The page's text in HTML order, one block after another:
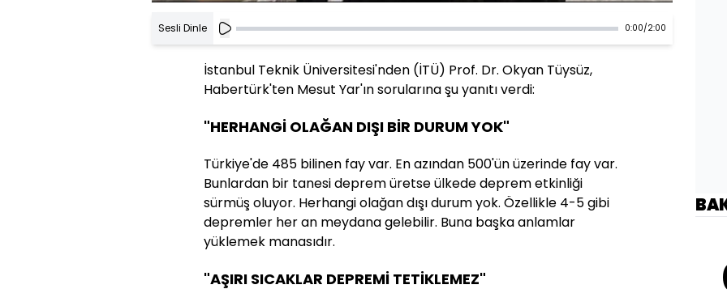
Sesli Dinle 0:00/2:00
İstanbul Teknik Üniversitesi'nden (İTÜ) Prof. Dr. Okyan Tüysüz,
Habertürk'ten Mesut Yar'ın sorularına şu yanıtı verdi:
"HERHANGİ OLAĞAN DIŞI BİR DURUM YOK"
Türkiye'de 485 bilinen fay var. En azından 500'ün üzerinde fay var.
Bunlardan bir tanesi deprem üretse ülkede deprem etkinliği
sürmüş oluyor. Herhangi olağan dışı durum yok. Özellikle 4-5 gibi
depremler her an meydana gelebilir. Buna başka anlamlar
yüklemek manasıdır.
"AŞIRI SICAKLAR DEPREMİ TETİKLEMEZ"